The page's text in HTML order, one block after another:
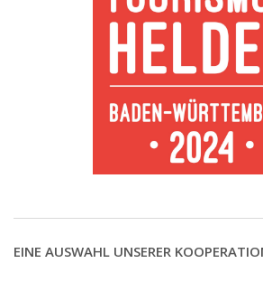
EINE AUSWAHL UNSERER